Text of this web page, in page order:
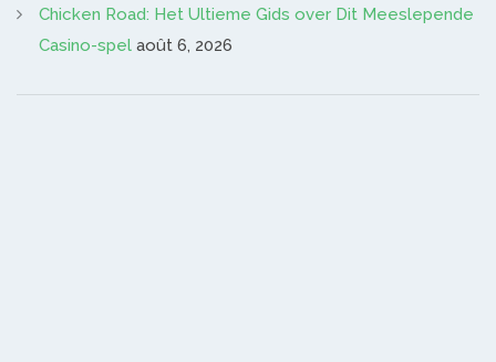
Chicken Road: Het Ultieme Gids over Dit Meeslepende
Casino-spel août 6, 2026